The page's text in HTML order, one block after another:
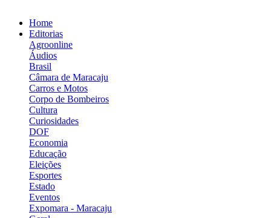
Home
Editorias
Agroonline
Áudios
Brasil
Câmara de Maracaju
Carros e Motos
Corpo de Bombeiros
Cultura
Curiosidades
DOF
Economia
Educação
Eleições
Esportes
Estado
Eventos
Expomara - Maracaju